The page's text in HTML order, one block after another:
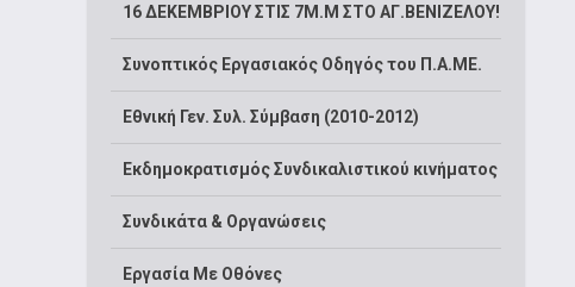
16 ΔΕΚΕΜΒΡΙΟΥ ΣΤΙΣ 7Μ.Μ ΣΤΟ ΑΓ.ΒΕΝΙΖΕΛΟΥ!
Συνοπτικός Εργασιακός Οδηγός του Π.Α.ΜΕ.
Εθνική Γεν. Συλ. Σύμβαση (2010-2012)
Εκδημοκρατισμός Συνδικαλιστικού κινήματος
Συνδικάτα & Οργανώσεις
Εργασία Με Οθόνες